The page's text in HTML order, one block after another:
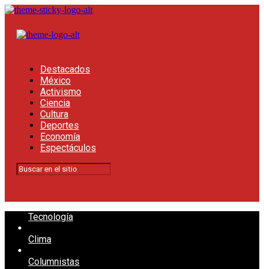
Destacados
México
Activismo
Ciencia
Cultura
Deportes
Economía
Espectáculos
Tecnología
Clima
Columnistas